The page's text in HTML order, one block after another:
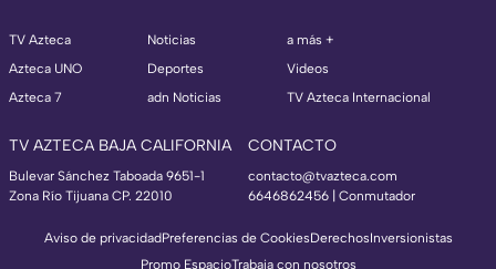
TV Azteca
Azteca UNO
Azteca 7
Noticias
Deportes
adn Noticias
a más +
Videos
TV Azteca Internacional
TV AZTECA BAJA CALIFORNIA
Bulevar Sánchez Taboada 9651-1
Zona Río Tijuana CP. 22010
CONTACTO
contacto@tvazteca.com
6646862456 | Conmutador
Aviso de privacidadPreferencias de CookiesDerechosInversionistas
Promo EspacioTrabaja con nosotros